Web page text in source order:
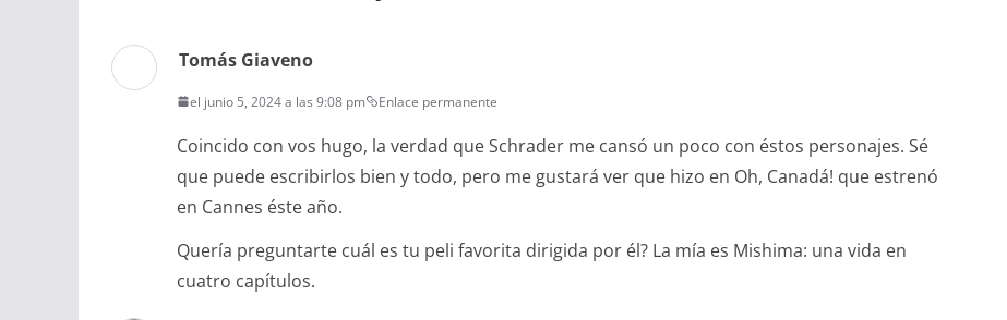
Tomás Giaveno
el junio 5, 2024 a las 9:08 pm Enlace permanente
Coincido con vos hugo, la verdad que Schrader me cansó un poco con éstos personajes. Sé
que puede escribirlos bien y todo, pero me gustará ver que hizo en Oh, Canadá! que estrenó
en Cannes éste año.
Quería preguntarte cuál es tu peli favorita dirigida por él? La mía es Mishima: una vida en
cuatro capítulos.